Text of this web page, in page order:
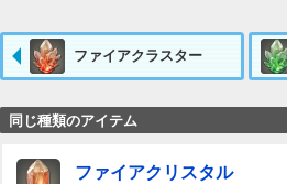
ファイアクラスター
同じ種類のアイテム
ファイアクリスタル